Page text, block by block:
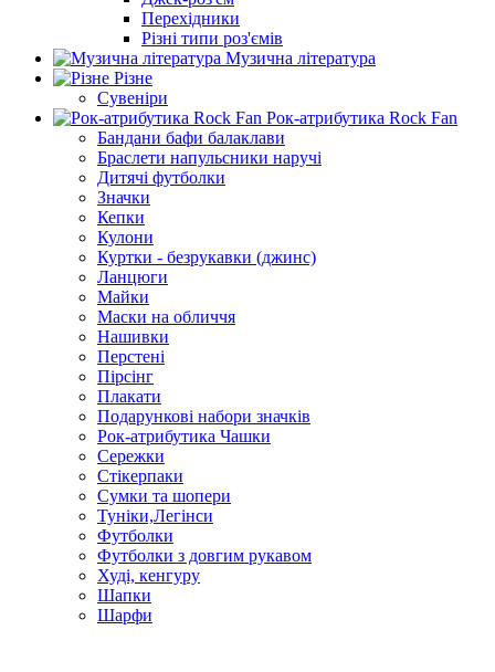
Перехідники
Різні типи роз'ємів
Музична література
Різне
Сувеніри
Рок-атрибутика Rock Fan
Бандани бафи балаклави
Браслети напульсники наручі
Дитячі футболки
Значки
Кепки
Кулони
Куртки - безрукавки (джинс)
Ланцюги
Майки
Маски на обличчя
Нашивки
Перстені
Пірсінг
Плакати
Подарункові набори значків
Рок-атрибутика Чашки
Сережки
Стікерпаки
Сумки та шопери
Туніки,Легінси
Футболки
Футболки з довгим рукавом
Худі, кенгуру
Шапки
Шарфи